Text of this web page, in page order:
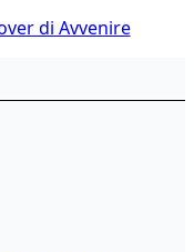
di Avvenire